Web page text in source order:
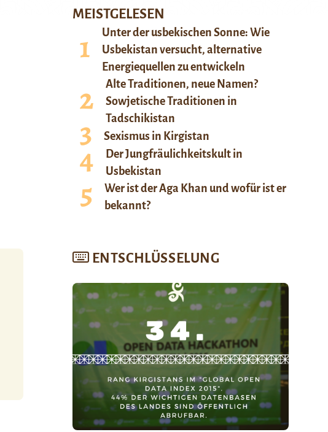
MEISTGELESEN
Unter der usbekischen Sonne: Wie
Usbekistan versucht, alternative
Energiequellen zu entwickeln
Alte Traditionen, neue Namen?
Sowjetische Traditionen in
Tadschikistan
Sexismus in Kirgistan
Der Jungfräulichkeitskult in
Usbekistan
Wer ist der Aga Khan und wofür ist er
bekannt?
ENTSCHLÜSSELUNG